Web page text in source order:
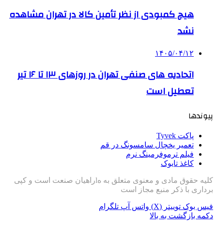
هیچ کمبودی از نظر تأمین کالا در تهران مشاهده
نشد
۱۴۰۵/۰۴/۱۲
اتحادیه های صنفی تهران در روزهای ۱۳ تا ۱۶ تیر
تعطیل است
پیوندها
پاکت Tyvek
تعمیر یخچال سامسونگ در قم
فیلم ترموفرمینگ نرم
کاغذ تایوک
کلیه حقوق مادی و معنوی متعلق به هlراهیان صنعت است و کپی
برداری با ذکر منبع مجاز است
فیس بوک توییتر (X) واتس آپ تلگرام
دکمه بازگشت به بالا